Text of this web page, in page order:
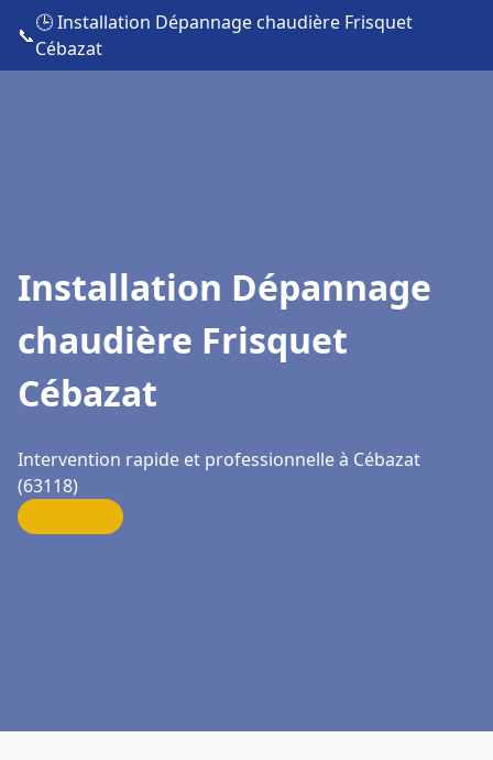
📞
🕒 Installation Dépannage chaudière Frisquet
Cébazat
Installation Dépannage
chaudière Frisquet
Cébazat
Intervention rapide et professionnelle à Cébazat
(63118)